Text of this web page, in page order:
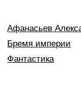
Афанасьев
Бремя империи
Фантастика